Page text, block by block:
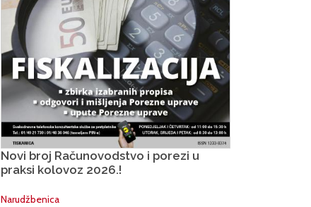
Novi broj Računovodstvo i porezi u
praksi kolovoz 2026.!
Narudžbenica